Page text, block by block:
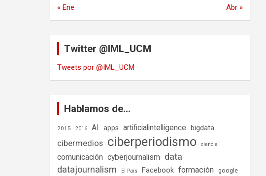
« Ene Abr »
Twitter @IML_UCM
Tweets por @IML_UCM
Hablamos de…
2015 2016 AI apps artificialintelligence bigdata
cibermedios ciberperiodismo ciencia
comunicación cyberjournalism data
datajournalism El País Facebook formación google